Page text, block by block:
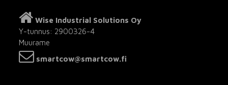
Wise Industrial Solutions Oy
Y-tunnus: 2900326-4
Muurame
smartcow@smartcow.fi